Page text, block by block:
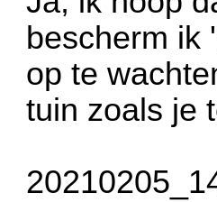
bescherm ik
op te
tuin zoals je